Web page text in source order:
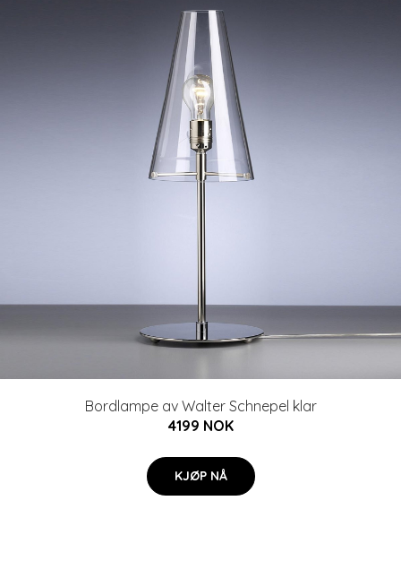
Bordlampe av Walter Schnepel klar
4199 NOK
KJØP NÅ